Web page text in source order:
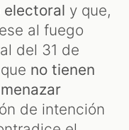
y que,
al fuego
del 31 de
no tienen
de intención